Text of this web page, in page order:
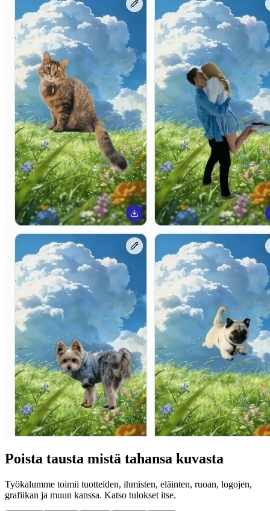
Poista tausta mistä tahansa kuvasta
Työkalumme toimii tuotteiden, ihmisten, eläinten, ruoan, logojen,
grafiikan ja muun kanssa. Katso tulokset itse.